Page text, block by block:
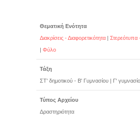
Θεματική Ενότητα
Διακρίσεις - Διαφορετικότητα | Στερεότυπα
| Φύλο
Τάξη
ΣΤ' δημοτικού - Β' Γυμνασίου | Γ'
Τύπος Αρχείου
Δραστηριότητα